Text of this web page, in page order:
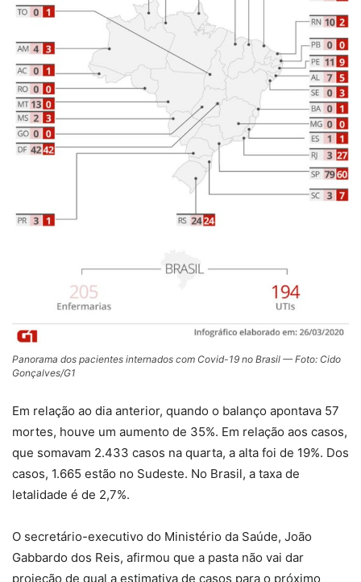
Panorama dos pacientes internados com Covid-19 no Brasil — Foto: Cido
Gonçalves/G1
Em relação ao dia anterior, quando o balanço apontava 57
mortes, houve um aumento de 35%. Em relação aos casos,
que somavam 2.433 casos na quarta, a alta foi de 19%. Dos
casos, 1.665 estão no Sudeste. No Brasil, a taxa de
letalidade é de 2,7%.
O secretário-executivo do Ministério da Saúde, João
Gabbardo dos Reis, afirmou que a pasta não vai dar
projeção de qual a estimativa de casos para o próximo